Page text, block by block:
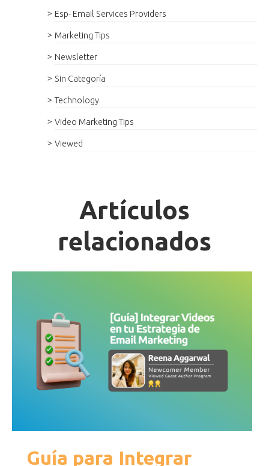
Esp- Email Services Providers
Marketing Tips
Newsletter
Sin Categoría
Technology
Video Marketing Tips
Viewed
Artículos
relacionados
Guía para Integrar